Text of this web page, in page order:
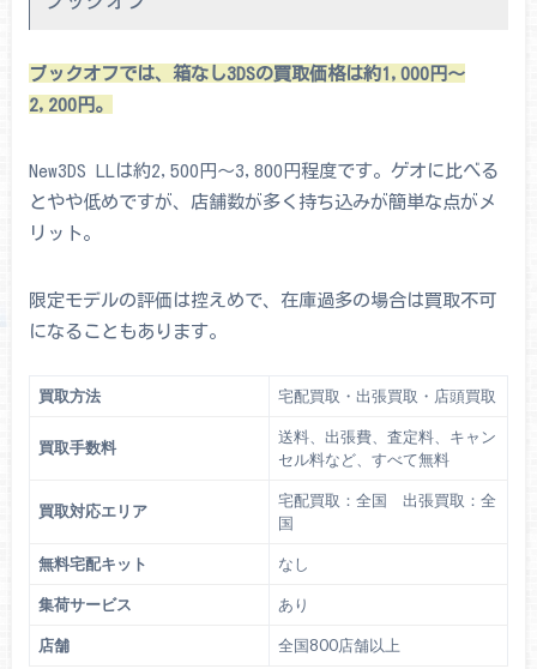
ブックオフでは、箱なし3DSの買取価格は約1,000円～
2,200円。
New3DS LLは約2,500円～3,800円程度です。ゲオに比べる
とやや低めですが、店舗数が多く持ち込みが簡単な点がメ
リット。
限定モデルの評価は控えめで、在庫過多の場合は買取不可
になることもあります。
買取方法 宅配買取・出張買取・店頭買取
買取手数料
送料、出張費、査定料、キャン
セル料など、すべて無料
買取対応エリア
宅配買取：全国 出張買取：全
国
無料宅配キット なし
集荷サービス あり
店舗 全国800店舗以上